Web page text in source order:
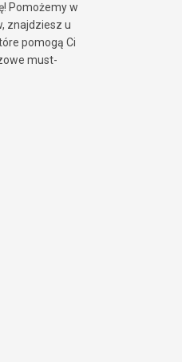
Pomożemy w
znajdziesz u
pomogą Ci
must-